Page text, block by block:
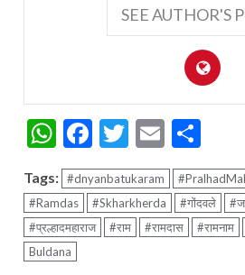
SEE AUTHOR'S
WhatsApp
Facebook
Twitter
Email
Tags: #dnyanbatukaram
#Ramdas
#Skharkherda #गोंदवले
#प्रल्हादमहाराज
#राम #रामदास #रामनाम
Buldana